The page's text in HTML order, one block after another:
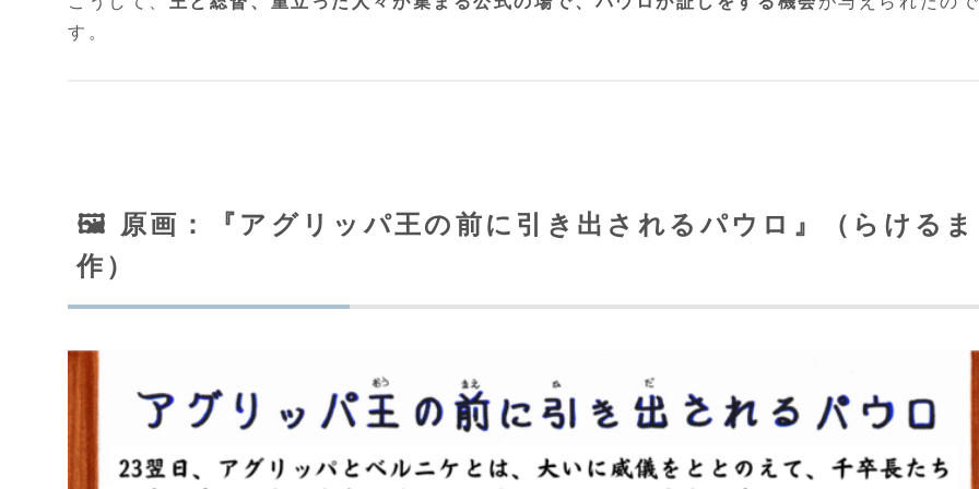
す。
🖼️ 原画：『アグリッパ王の前に引き出されるパウロ』（らけるま
作）